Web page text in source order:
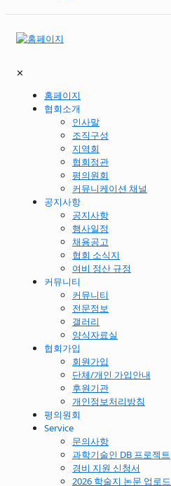
✕
홈페이지
협회소개
인사말
조직구성
지역회
협회정관
평의원회
커뮤니케이션 채널
공지사항
공지사항
행사일정
채용공고
협회 소식지
여비 정산 규정
커뮤니티
커뮤니티
전문정보
갤러리
양식자료실
협회가입
회원가입
단체/개인 가입안내
후원기관
개인정보처리방침
평의원회
Service
문의사항
과학기술인 DB 프로젝트
경비 지원 신청서
2026 학술지 논문 업로드